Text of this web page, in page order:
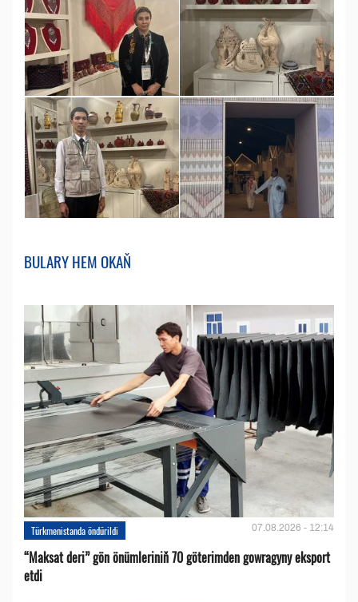
BULARY HEM OKAŇ
Türkmenistanda öndürildi 07.08.2026 - 12:14
“Maksat deri” gön önümleriniň 70 göterimden gowragyny eksport
etdi